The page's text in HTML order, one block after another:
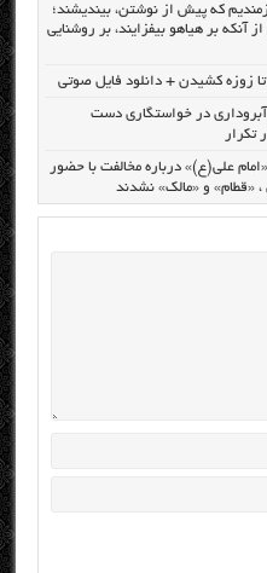
که پیش از نوشتن، بیندیشند؛
بر هیاهو بیفزایند، بر روشنایی
زوزه کشیدن + دانلود فایل صوتی
در خواستگاری دست
علی(ع)» درباره مخالفت با حضور
«قطام» و «مالک» نشدند